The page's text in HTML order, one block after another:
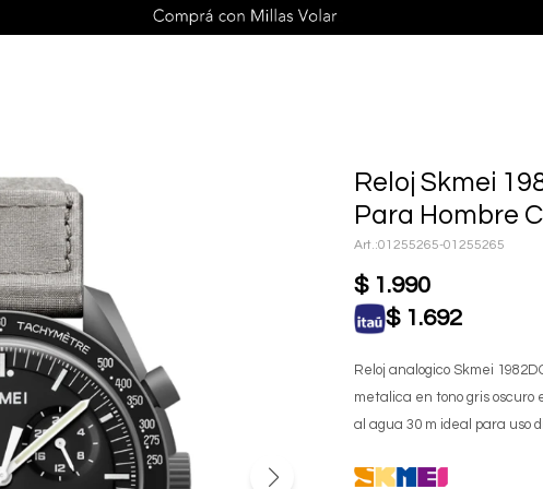
Reloj Skmei
Para Hombre
01255265-01255265
$ 1.990
$ 1.692
Reloj analogico Skmei
metalica en tono gris
al agua 30 m ideal para uso